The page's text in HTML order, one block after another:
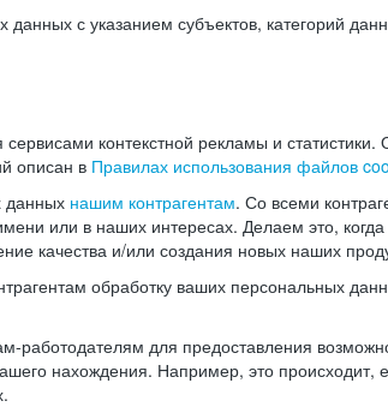
с указанием субъектов, категорий
контекстной рекламы и
описан в Правилах использования файлов
данных нашим контрагентам. Со всеми
или в наших интересах. Делаем это,
качества и/или создания новых наших
обработку ваших персональных
для предоставления
нахождения. Например, это